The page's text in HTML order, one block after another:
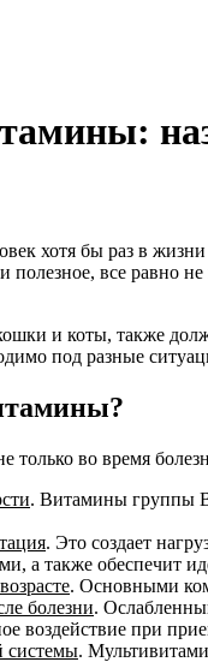
хотя бы раз в
полезное, все равно
и коты, также
под разные
во время
. Витамины группы
. Это создает
а также обеспечит
. Основными
болезни.
воздействие при
системы.